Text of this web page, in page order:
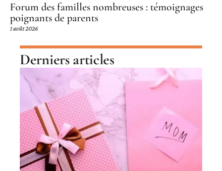
Forum des familles nombreuses : témoignages
poignants de parents
1 août 2026
Derniers articles